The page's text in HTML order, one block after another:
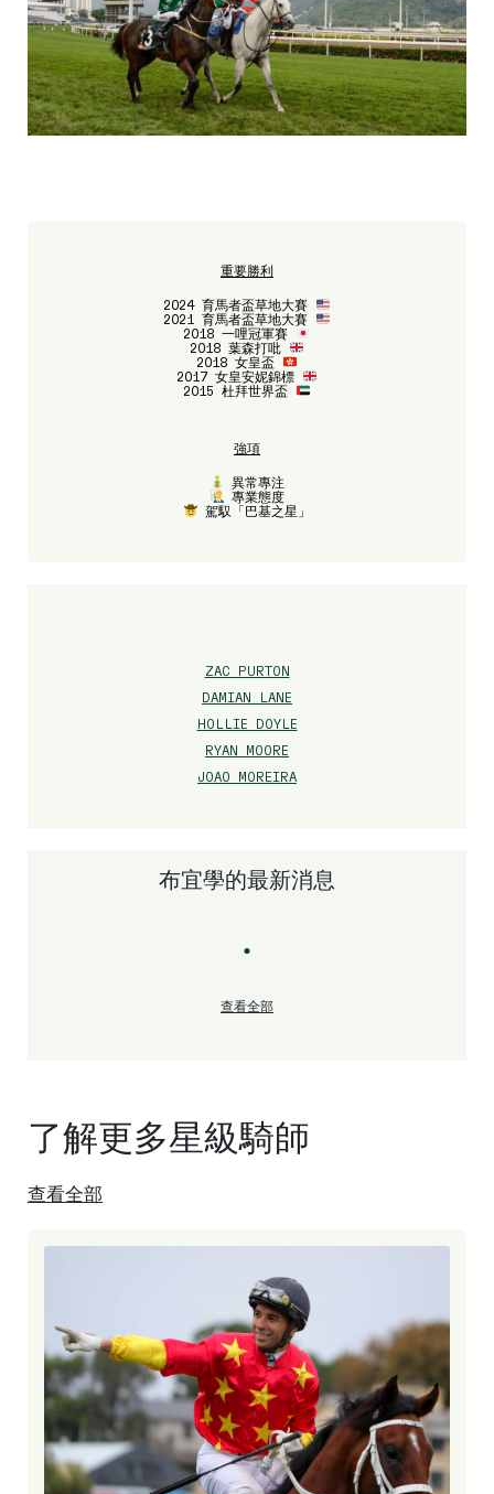
重要勝利
2024 育馬者盃草地大賽
2021 育馬者盃草地大賽
2018 一哩冠軍賽
2018 葉森打吡
2018 女皇盃
2017 女皇安妮錦標
2015 杜拜世界盃
強項
異常專注
專業態度
駕馭「巴基之星」
ZAC PURTON
DAMIAN LANE
HOLLIE DOYLE
RYAN MOORE
JOAO MOREIRA
布宜學的最新消息
查看全部
了解更多星級騎師
查看全部